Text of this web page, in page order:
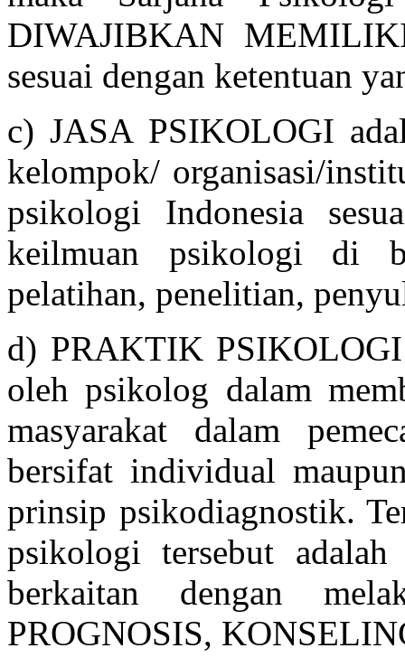
DIWAJIBKAN
sesuai dengan ketentuan
c) JASA PSIKOLOGI
kelompok/ organisasi/
psikologi Indonesia
keilmuan psikologi di
pelatihan, penelitian,
d) PRAKTIK
oleh psikolog dalam
masyarakat dalam
bersifat individual
prinsip psikodiagnostik.
psikologi tersebut
berkaitan dengan
PROGNOSIS,